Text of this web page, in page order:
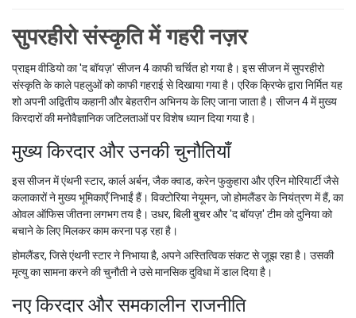
सुपरहीरो संस्कृति में गहरी नज़र
प्राइम वीडियो का 'द बॉयज़' सीजन 4 काफी चर्चित हो गया है। इस सीजन में सुपरहीरो
संस्कृति के काले पहलुओं को काफी गहराई से दिखाया गया है। एरिक क्रिप्के द्वारा निर्मित यह
शो अपनी अद्वितीय कहानी और बेहतरीन अभिनय के लिए जाना जाता है। सीजन 4 में मुख्य
किरदारों की मनोवैज्ञानिक जटिलताओं पर विशेष ध्यान दिया गया है।
मुख्य किरदार और उनकी चुनौतियाँ
इस सीजन में एंथनी स्टार, कार्ल अर्बन, जैक क्वाड, करेन फुकुहारा और एरिन मोरियार्टी जैसे
कलाकारों ने मुख्य भूमिकाएँ निभाईं हैं। विक्टोरिया नेयूमन, जो होमलैंडर के नियंत्रण में हैं, का
ओवल ऑफिस जीतना लगभग तय है। उधर, बिली बुचर और 'द बॉयज़' टीम को दुनिया को
बचाने के लिए मिलकर काम करना पड़ रहा है।
होमलैंडर, जिसे एंथनी स्टार ने निभाया है, अपने अस्तित्विक संकट से जूझ रहा है। उसकी
मृत्यु का सामना करने की चुनौती ने उसे मानसिक दुविधा में डाल दिया है।
नए किरदार और समकालीन राजनीति